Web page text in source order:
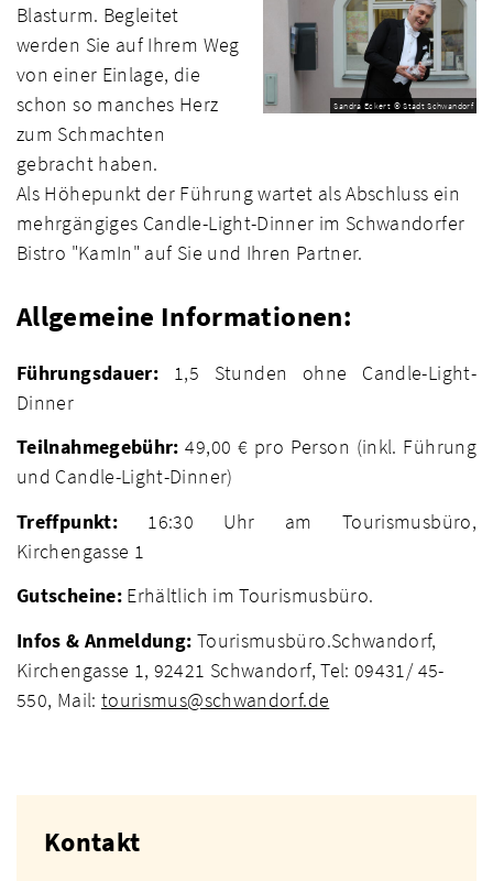
Sandra Eckert © Stadt Schwandorf
Blasturm. Begleitet
werden Sie auf Ihrem Weg
von einer Einlage, die
schon so manches Herz
zum Schmachten
gebracht haben.
Als Höhepunkt der Führung wartet als Abschluss ein
mehrgängiges Candle-Light-Dinner im Schwandorfer
Bistro "KamIn" auf Sie und Ihren Partner.
Allgemeine Informationen:
Führungsdauer: 1,5 Stunden ohne Candle-Light-
Dinner
Teilnahmegebühr:49,00 € pro Person (inkl. Führung
und Candle-Light-Dinner)
Treffpunkt:16:30 Uhr am Tourismusbüro,
Kirchengasse 1
Gutscheine: Erhältlich im Tourismusbüro.
Infos & Anmeldung: Tourismusbüro.Schwandorf,
Kirchengasse 1, 92421 Schwandorf, Tel: 09431/ 45-
550, Mail: tourismus@schwandorf.de
Kontakt